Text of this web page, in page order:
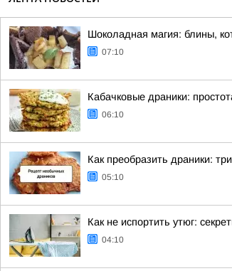
Шоколадная магия: блины,
07:10
Кабачковые драники:
06:10
Как преобразить драники:
05:10
Как не испортить утюг:
04:10